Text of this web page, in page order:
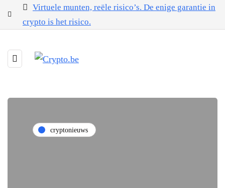
Virtuele munten, reële risico’s. De enige garantie in
crypto is het risico.
cryptonieuws